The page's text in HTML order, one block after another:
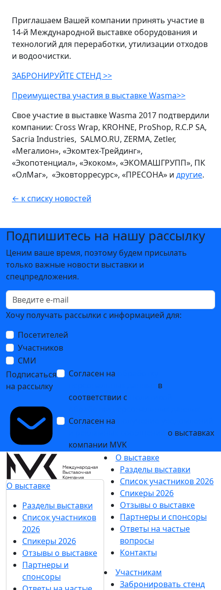
Приглашаем Вашей компании принять участие в
14-й Международной выставке оборудования и
технологий для переработки, утилизации отходов
и водоочистки.
ЗАБРОНИРУЙТЕ СТЕНД >>
Преимущества участия в выставке Wasma>>
Свое участие в выставке Wasma 2017 подтвердили
компании: Cross Wrap, KROHNE, ProShop, R.C.P SA,
Sacria Industries, SALMO.RU, ZERMA, Zetler,
«Мегалион», «Экомтех-Трейдинг»,
«Экопотенциал», «Экоком», «ЭКОМАШГРУПП», ПК
«ОлМаг», «Эковторресурс», «ПРЕСОНА» и другие.
← к списку новостей
Подпишитесь на нашу рассылку
Ценим ваше время, поэтому будем присылать
только важные новости выставки и
спецпредложения.
Хочу получать рассылки с информацией для:
Посетителей
Участников
СМИ
Подписаться
на рассылку
Согласен на
в
соответствии с
Согласен на
о выставках
компании MVK
О выставке
Разделы выставки
Список участников
2026
Спикеры 2026
Отзывы о выставке
Партнеры и
спонсоры
О выставке
Разделы выставки
Список участников 2026
Спикеры 2026
Отзывы о выставке
Партнеры и спонсоры
Ответы на частые
вопросы
Контакты
Участникам
Забронировать стенд